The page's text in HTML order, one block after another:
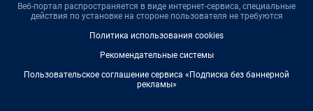
Веб-портал распространяется в виде интернет-сервиса, специальные
действия по установке на стороне пользователя не требуются
Политика использования cookies
Рекомендательные системы
Пользовательское соглашение сервиса «Подписка без баннерной
рекламы»